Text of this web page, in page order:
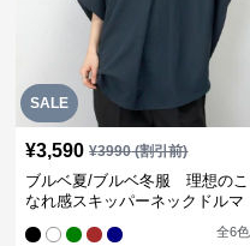
SALE
¥3,590 ¥3990(割引前)
ブルベ夏/ブルベ冬服 理想のこ
なれ感スキッパーネックドルマ
全6色